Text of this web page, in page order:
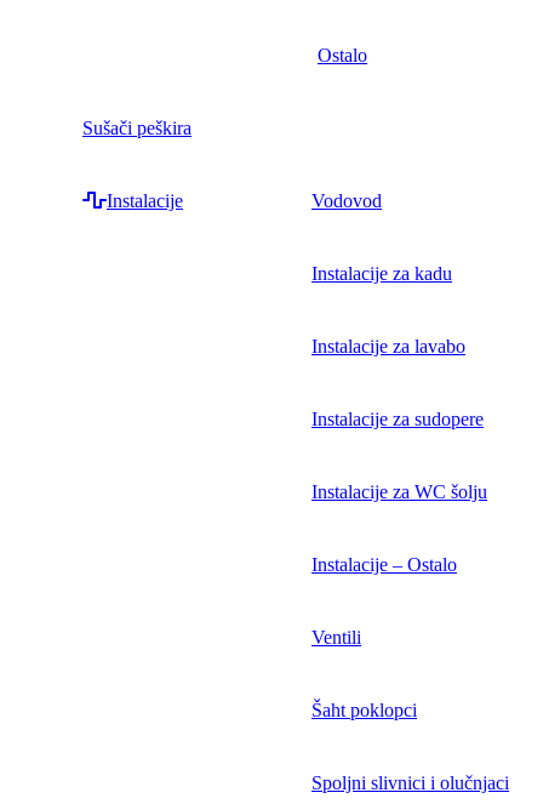
Ostalo
Sušači peškira
Instalacije Vodovod
Instalacije za kadu
Instalacije za lavabo
Instalacije za sudopere
Instalacije za WC šolju
Instalacije – Ostalo
Ventili
Šaht poklopci
Spoljni slivnici i olučnjaci